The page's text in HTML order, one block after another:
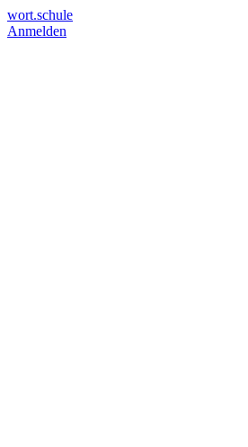
wort.schule
Anmelden